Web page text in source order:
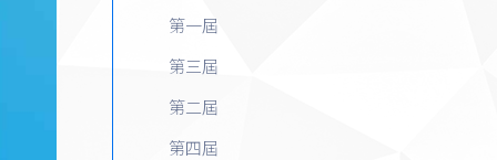
第一屆
第三屆
第二屆
第四屆